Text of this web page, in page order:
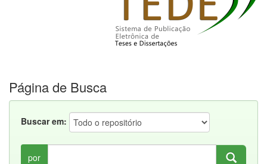
Página de Busca
Buscar em:
por